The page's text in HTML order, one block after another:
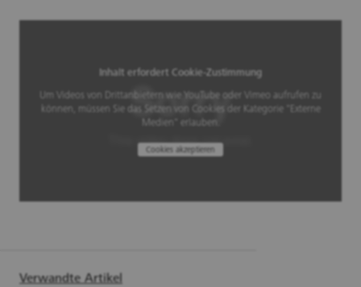
Inhalt erfordert Cookie-Zustimmung
Um Videos von Drittanbietern wie YouTube oder Vimeo aufrufen zu
können, müssen Sie das Setzen von Cookies der Kategorie "Externe
Medien" erlauben.
Verwandte Artikel